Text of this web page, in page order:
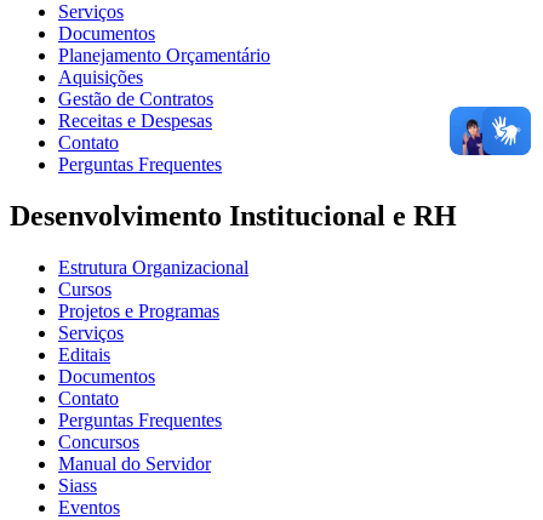
Serviços
Documentos
Planejamento Orçamentário
Aquisições
Gestão de Contratos
Receitas e Despesas
Contato
Perguntas Frequentes
Desenvolvimento Institucional e RH
Estrutura Organizacional
Cursos
Projetos e Programas
Serviços
Editais
Documentos
Contato
Perguntas Frequentes
Concursos
Manual do Servidor
Siass
Eventos